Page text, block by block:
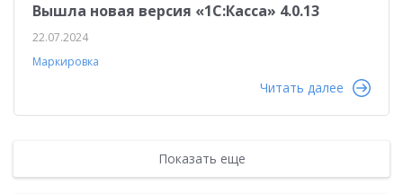
Вышла новая версия «1С:Касса» 4.0.13
22.07.2024
Маркировка
Читать далее
Показать еще